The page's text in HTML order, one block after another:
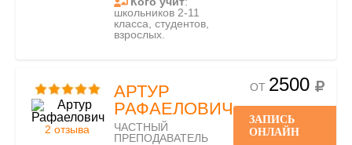
школьников 2-11
класса, студентов,
взрослых.
2 отзыва
АРТУР
РАФАЕЛОВИЧ
ЧАСТНЫЙ
ПРЕПОДАВАТЕЛЬ
ОТ 2500
ЗАПИСЬ
ОНЛАЙН